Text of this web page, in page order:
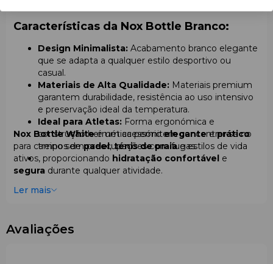
Características da Nox Bottle Branco:
Design Minimalista: Acabamento branco elegante
que se adapta a qualquer estilo desportivo ou
casual.
Materiais de Alta Qualidade: Materiais premium
garantem durabilidade, resistência ao uso intensivo
e preservação ideal da temperatura.
Ideal para Atletas: Forma ergonómica e
construção hermética permitem concentrar-se no
treino sem preocupações com fugas.
Nox Bottle Whiteé um acessórioeleganteeprático
para campos depadel,ténis de praiae estilos de vida
ativos, proporcionando hidratação confortável e
segura durante qualquer atividade.
Ler mais
Avaliações